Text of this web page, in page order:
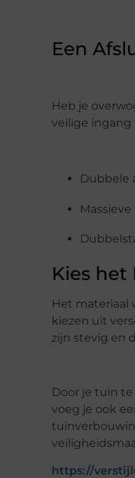
Een
Heb je
veilige ingang
Dubbele
Kies het
Het materiaal
kiezen uit
zijn stevig en
Door je tuin
voeg je ook
https://